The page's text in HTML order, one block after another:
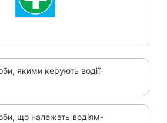
якими керують водії-
що належать водіям-